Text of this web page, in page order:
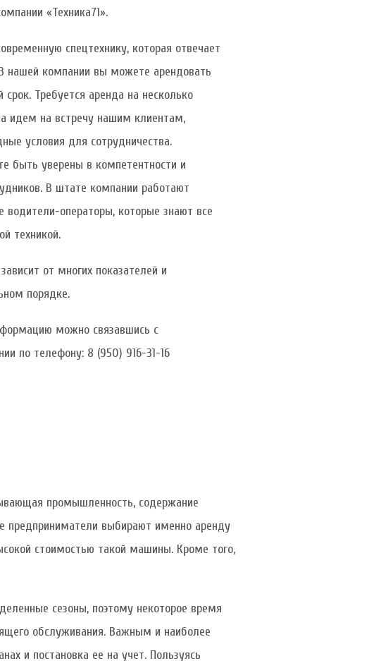
«Техника71».
спецтехнику, которая отвечает
нашей компании вы можете арендовать
Требуется аренда на несколько
идем на встречу нашим клиентам,
условия для сотрудничества.
быть уверены в компетентности и
В штате компании работают
операторы, которые знают все
техникой.
от многих показателей и
порядке.
можно связавшись с
по телефону: 8 (950) 916-31-16
промышленность, содержание
предприниматели выбирают именно аренду
стоимостью такой машины. Кроме того,
сезоны, поэтому некоторое время
обслуживания. Важным и наиболее
и постановка ее на учет. Пользуясь